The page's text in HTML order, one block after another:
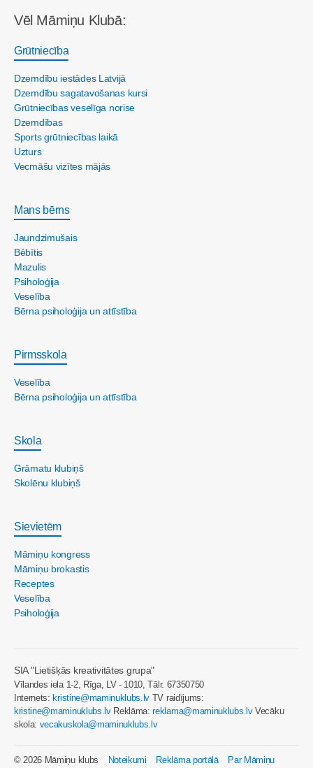
Vēl Māmiņu Klubā:
Grūtniecība
Dzemdību iestādes Latvijā
Dzemdību sagatavošanas kursi
Grūtniecības veselīga norise
Dzemdības
Sports grūtniecības laikā
Uzturs
Vecmāšu vizītes mājās
Mans bērns
Jaundzimušais
Bēbītis
Mazulis
Psiholoģija
Veselība
Bērna psiholoģija un attīstība
Pirmsskola
Veselība
Bērna psiholoģija un attīstība
Skola
Grāmatu klubiņš
Skolēnu klubiņš
Sievietēm
Māmiņu kongress
Māmiņu brokastis
Receptes
Veselība
Psiholoģija
SIA "Lietišķās kreativitātes grupa"
Vīlandes iela 1-2, Rīga, LV - 1010, Tālr. 67350750
Internets: kristine@maminuklubs.lv TV raidījums:
kristine@maminuklubs.lvReklāma:reklama@maminuklubs.lvVecāku
skola: vecakuskola@maminuklubs.lv
© 2026 Māmiņu klubs Noteikumi Reklāma portālā Par Māmiņu